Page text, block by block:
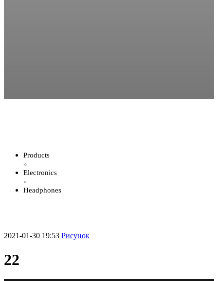
Products
»
Electronics
»
Headphones
2021-01-30 19:53 Рисунок
22